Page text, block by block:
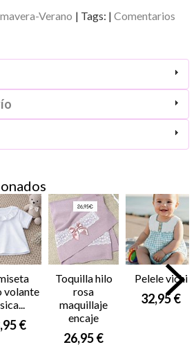
Verano | Tags: | Comentarios
volante
€
Toquilla hilo
rosa
maquillaje
encaje
26,95 €
Pelele vichi
32,95 €